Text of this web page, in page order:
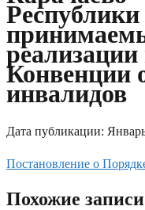
Конвенции
инвалидов
Дата публикации:
Постановление о
Похожие записи